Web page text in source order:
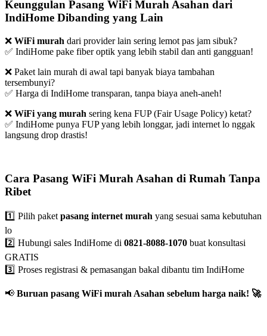
Keunggulan Pasang WiFi Murah Asahan dari
IndiHome Dibanding yang Lain
❌ WiFi murah dari provider lain sering lemot pas jam sibuk?
✅ IndiHome pake fiber optik yang lebih stabil dan anti gangguan!
❌ Paket lain murah di awal tapi banyak biaya tambahan
tersembunyi?
✅ Harga di IndiHome transparan, tanpa biaya aneh-aneh!
❌ WiFi yang murah sering kena FUP (Fair Usage Policy) ketat?
✅ IndiHome punya FUP yang lebih longgar, jadi internet lo nggak
langsung drop drastis!
Cara Pasang WiFi Murah Asahan di Rumah Tanpa
Ribet
1️⃣ Pilih paketpasang internet murah yang sesuai sama kebutuhan
lo
2️⃣ Hubungi sales IndiHome di 0821-8088-1070 buat konsultasi
GRATIS
3️⃣ Proses registrasi & pemasangan bakal dibantu tim IndiHome
📢 Buruan pasang WiFi murah Asahan sebelum harga naik! 🚀